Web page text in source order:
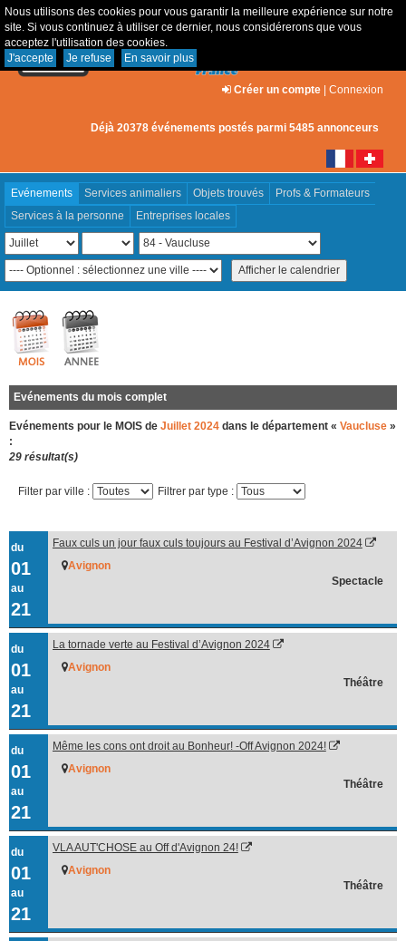
Nous utilisons des cookies pour vous garantir la meilleure expérience sur notre
site. Si vous continuez à utiliser ce dernier, nous considérerons que vous
acceptez l'utilisation des cookies.
J'accepte
Je refuse En savoir plus
Créer un compte | Connexion
Déjà 20378 événements postés parmi 5485 annonceurs
Evénements Services animaliers Objets trouvés
Profs & Formateurs
Services à la personne
Entreprises locales
Evénements du mois complet
Evénements pour le MOIS de Juillet 2024 dans le département « Vaucluse »
:
29 résultat(s)
Filter par ville : Filtrer par type :
du
01
au
21
Faux culs un jour faux culs toujours au Festival d’Avignon 2024
Avignon
Spectacle
du
01
au
21
La tornade verte au Festival d’Avignon 2024
Avignon
Théâtre
du
01
au
21
Même les cons ont droit au Bonheur! -Off Avignon 2024!
Avignon
Théâtre
du
01
au
21
VLA AUT'CHOSE au Off d'Avignon 24!
Avignon
Théâtre